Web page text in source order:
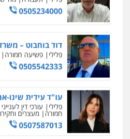
0505234000
דוד בוחבוט –
פלילי פשיעה חמורה
0505542333
עו"ד עידית שינו-
פלילי עורכי דין לענייני
חמורה מעצרים
0507587013
מאיה בלום, עו"ס,
0504062539
עו"ד ד"ר אבי שקד
0544385337
איתי חקירות –